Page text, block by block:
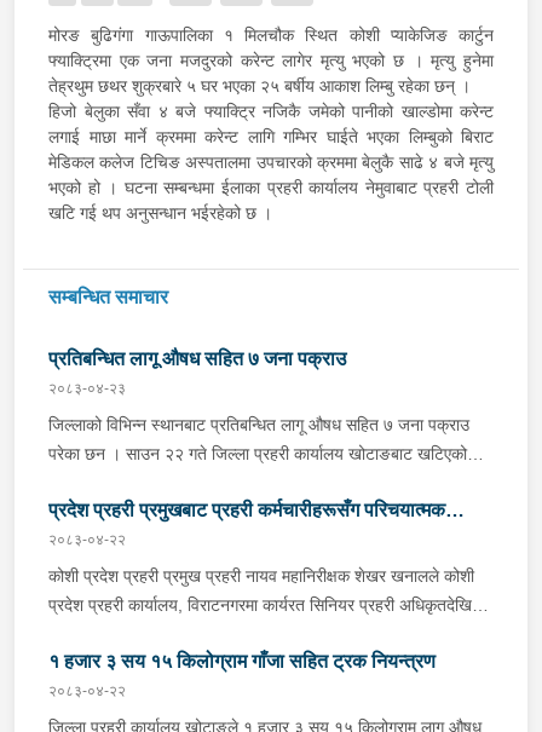
मोरङ बुढिगंगा गाऊपालिका १ मिलचौक स्थित कोशी प्याकेजिङ कार्टुन
फ्याक्ट्रिमा एक जना मजदुरको करेन्ट लागेर मृत्यु भएको छ । मृत्यु हुनेमा
तेह्रथुम छथर शुक्रबारे ५ घर भएका २५ बर्षीय आकाश लिम्बु रहेका छन् ।
हिजो बेलुका सँवा ४ बजे फ्याक्ट्रि नजिकै जमेको पानीको खाल्डोमा करेन्ट
लगाई माछा मार्ने क्रममा करेन्ट लागि गम्भिर घाईते भएका लिम्बुको बिराट
मेडिकल कलेज टिचिङ अस्पतालमा उपचारको क्रममा बेलुकै साढे ४ बजे मृत्यु
भएको हो । घटना सम्बन्धमा ईलाका प्रहरी कार्यालय नेमुवाबाट प्रहरी टोली
खटि गई थप अनुसन्धान भईरहेको छ ।
सम्बन्धित समाचार
प्रतिबन्धित लागू औषध सहित ७ जना पक्राउ
२०८३-०४-२३
जिल्लाको विभिन्न स्थानबाट प्रतिबन्धित लागू औषध सहित ७ जना पक्राउ
परेका छन । साउन २२ गते जिल्ला प्रहरी कार्यालय खोटाङबाट खटिएको
स्थित मध्यपहाडी लोकमार्गको जंगलमा शंकास्पद अवस्थामा रोकिराखेको
प्र.१-०२-००२ ख ००८३ नम्बरको ट्रक चेकजाँच गर्दा चालक बस्ने भाग र
पछाडिको डालाको बिचमा फल्स बटम बनाई लुकाई छिपाई राखेको अवस्थामा
१३ सय १५ किलो गाँजा फेला पारी ट्रक नियन्त्रणमा लिएको छ । त्यसैगरी
संयुक्त टोलीले मोरङको विराटनगर महानगरपालिका-१५ सुनसरी आयल्स
ट्रेडर्स अगाडिबाट भारत बिहार अररिया जिल्ला जोगवनी बस्ने २२ वर्षीय
साहिल पाण्डे र मोरङ बेलबारी नगरपालिका-११ बस्ने ५३ वर्षीय प्रकाश
प्रदेश प्रहरी प्रमुखबाट प्रहरी कर्मचारीहरूसँग परिचयात्मक
भेटघाट तथा अन्तरक्रिया
२०८३-०४-२२
कोशी प्रदेश प्रहरी प्रमुख प्रहरी नायव महानिरीक्षक शेखर खनालले कोशी
प्रदेश प्रहरी कार्यालय, विराटनगरमा कार्यरत सिनियर प्रहरी अधिकृतदेखि
अन्तरक्रिया गर्नुभएको छ । साउन २२ गते कोशी प्रदेश प्रहरी कार्यालयको
सभाहलमा आयोजित कार्यक्रममा उहाँले अन्तरक्रियाका क्रममा प्रहरी
कर्मचारीहरूले उठाएका समस्या, गुनासा, जिज्ञासा तथा सुझावहरूलाई
१ हजार ३ सय १५ किलोग्राम गाँजा सहित ट्रक नियन्त्रण
२०८३-०४-२२
जिल्ला प्रहरी कार्यालय खोटाङले १ हजार ३ सय १५ किलोग्राम लागू औषध